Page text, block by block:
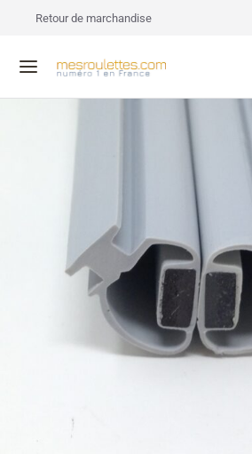
Retour de marchandise